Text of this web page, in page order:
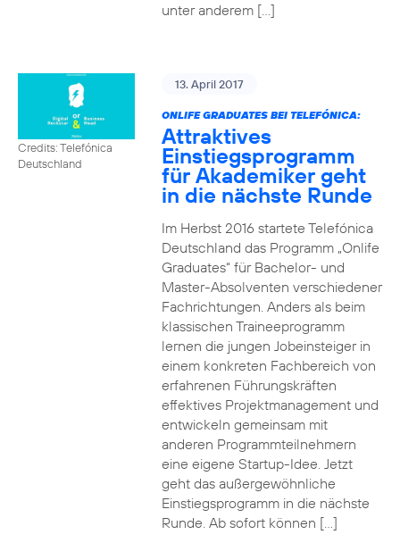
unter anderem […]
Credits: Telefónica
Deutschland
13. April 2017
ONLIFE GRADUATES BEI TELEFÓNICA:
Attraktives
Einstiegsprogramm
für Akademiker geht
in die nächste Runde
Im Herbst 2016 startete Telefónica
Deutschland das Programm „Onlife
Graduates“ für Bachelor- und
Master-Absolventen verschiedener
Fachrichtungen. Anders als beim
klassischen Traineeprogramm
lernen die jungen Jobeinsteiger in
einem konkreten Fachbereich von
erfahrenen Führungskräften
effektives Projektmanagement und
entwickeln gemeinsam mit
anderen Programmteilnehmern
eine eigene Startup-Idee. Jetzt
geht das außergewöhnliche
Einstiegsprogramm in die nächste
Runde. Ab sofort können […]